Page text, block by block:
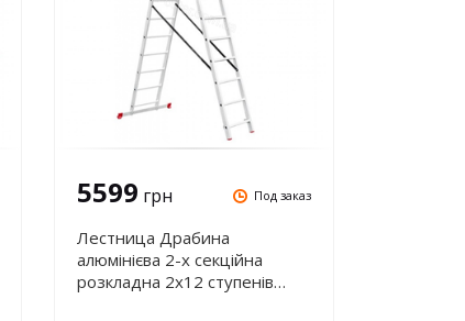
5599 грн Под заказ
Лестница Драбина
алюмінієва 2-х секційна
розкладна 2х12 ступенів